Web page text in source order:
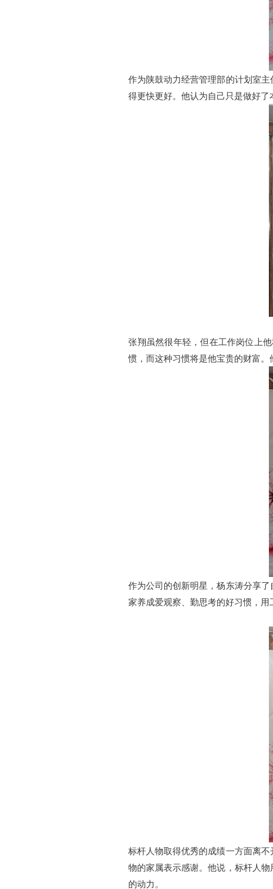
作为陕鼓动力经营管理部的计划室
得更快更好。他认为自己只是做好
张翔虽然很年轻，但在工作岗位上
惯，而这种习惯将是他宝贵的财富。
作为公司的创新明星，杨东涛分享
家养成爱观察、勤思考的好习惯，用
标杆人物取得优秀的成绩一方面离
物的家属表示感谢。他说，标杆人
的动力。